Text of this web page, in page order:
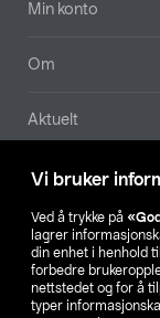
Vi bruker
Ved å trykke på
lagrer
din enhet i henhold
forbedre
nettstedet og for å
typer
Min konto
Om
Aktuelt
Våre selskaper